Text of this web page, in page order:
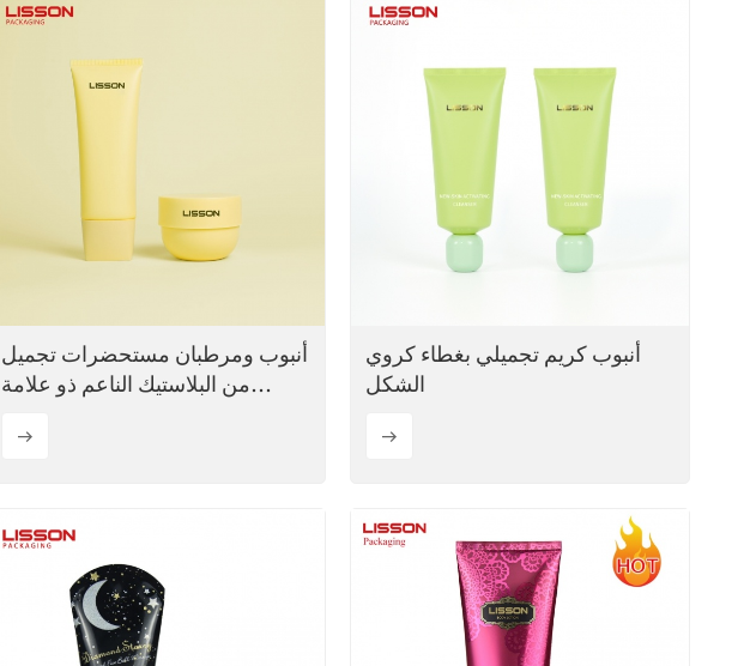
أنبوب ومرطبان مستحضرات تجميل
من البلاستيك الناعم ذو علامة
أنبوب كريم تجميلي بغطاء كروي
الشكل